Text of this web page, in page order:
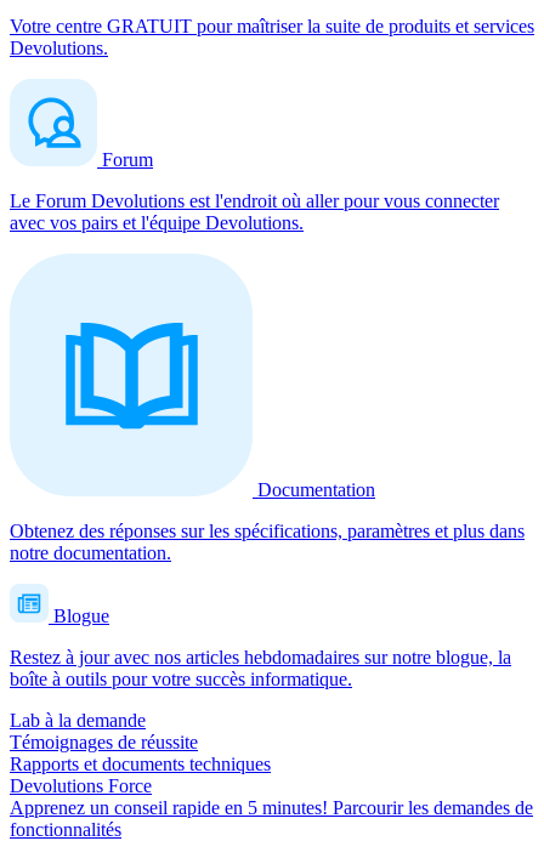
Votre centre GRATUIT pour maîtriser la suite de produits et services
Devolutions.
Forum
Le Forum Devolutions est l'endroit où aller pour vous connecter
avec vos pairs et l'équipe Devolutions.
Documentation
Obtenez des réponses sur les spécifications, paramètres et plus dans
notre documentation.
Blogue
Restez à jour avec nos articles hebdomadaires sur notre blogue, la
boîte à outils pour votre succès informatique.
Lab à la demande
Témoignages de réussite
Rapports et documents techniques
Devolutions Force
Apprenez un conseil rapide en 5 minutes! Parcourir les demandes de
fonctionnalités